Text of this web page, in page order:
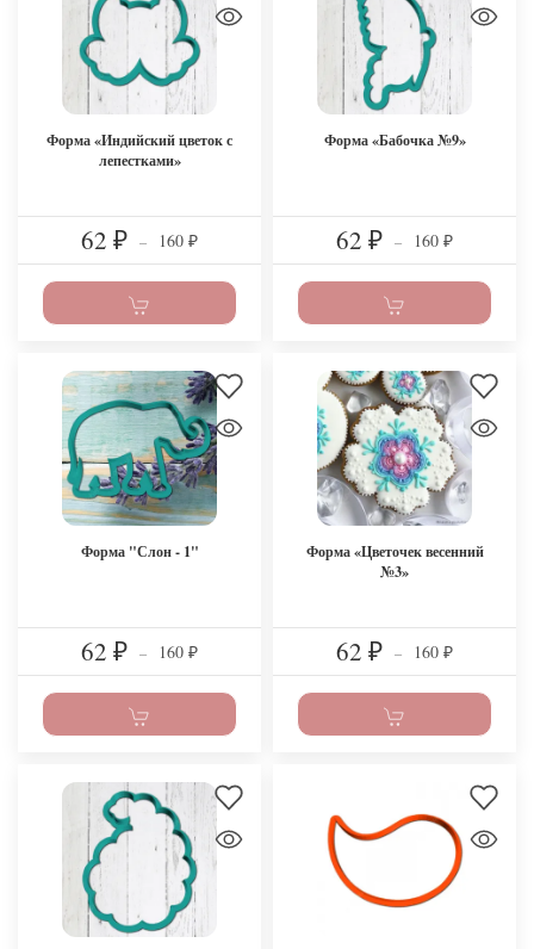
Форма «Индийский цветок с
лепестками»
62 ₽ – 160 ₽
Форма «Бабочка №9»
62 ₽ – 160 ₽
Форма "Слон - 1"
62 ₽ – 160 ₽
Форма «Цветочек весенний
№3»
62 ₽ – 160 ₽